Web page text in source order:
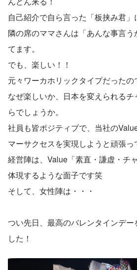
自己紹介で自ら言った「板挟み君
隣の席のママさんは「あんな事言
てます。
でも、楽しい！！
元々ワーカホリックタイプだったの
なぜ楽しいか、日本を変えられる
らでしょうか。
社員も皆ポジティブで、当社の
マーサクセスを実現しようと頑張っ
経営陣は、Value「素直・謙虚・チ
体現するような面子です笑
そして、女性陣は・・・
つい先日、最高のバレンタインデー
した！